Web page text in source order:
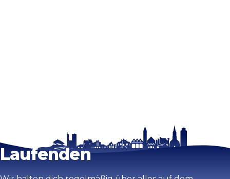
Bleib auf dem
Laufenden